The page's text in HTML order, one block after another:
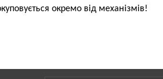
окремо від механізмів!